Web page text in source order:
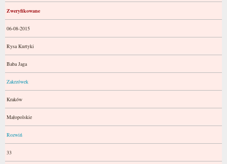
Zweryfikowane
06-08-2015
Rysa Kurtyki
Baba Jaga
Zakrzówek
Kraków
Małopolskie
Rozwiń
33